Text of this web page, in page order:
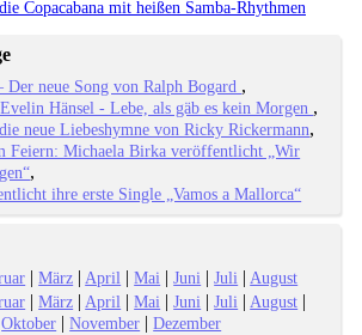
Copacabana mit heißen Samba-Rhythmen
neue Song von Ralph Bogard
Hänsel - Lebe, als gäb es kein Morgen
neue Liebeshymne von Ricky Rickermann
Feiern: Michaela Birka veröffentlicht „Wir
ihre erste Single „Vamos a Mallorca“
|März | April |Mai |Juni |Juli | August
|März | April |Mai |Juni |Juli | August |
Oktober |November |Dezember